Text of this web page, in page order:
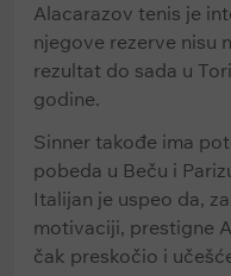
Alacarazov tenis je
njegove rezerve nisu
rezultat do sada u
godine.
Sinner takođe ima
pobeda u Beču i
Italijan je uspeo da,
motivaciji, prestigne
čak preskočio i